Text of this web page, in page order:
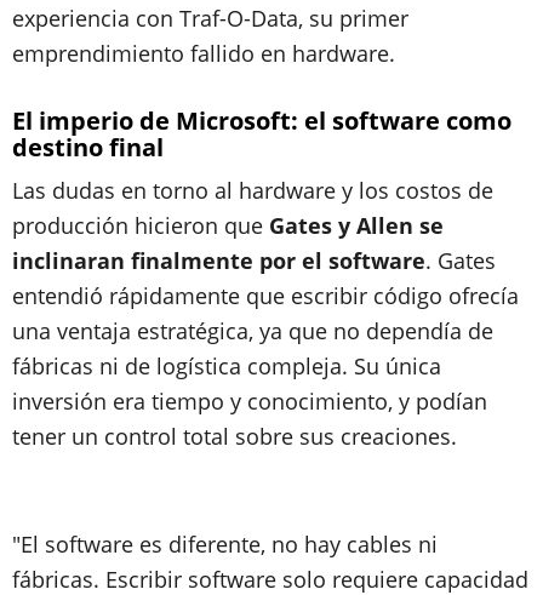
experiencia con Traf-O-Data, su primer
emprendimiento fallido en hardware.
El imperio de Microsoft: el software como
destino final
Las dudas en torno al hardware y los costos de
producción hicieron que Gates y Allen se
inclinaran finalmente por el software. Gates
entendió rápidamente que escribir código ofrecía
una ventaja estratégica, ya que no dependía de
fábricas ni de logística compleja. Su única
inversión era tiempo y conocimiento, y podían
tener un control total sobre sus creaciones.
"El software es diferente, no hay cables ni
fábricas. Escribir software solo requiere capacidad